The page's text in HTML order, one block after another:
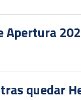
Apertura
quedar